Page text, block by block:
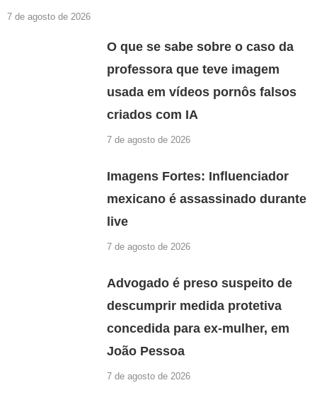
7 de agosto de 2026
O que se sabe sobre o caso da
professora que teve imagem
usada em vídeos pornôs falsos
criados com IA
7 de agosto de 2026
Imagens Fortes: Influenciador
mexicano é assassinado durante
live
7 de agosto de 2026
Advogado é preso suspeito de
descumprir medida protetiva
concedida para ex-mulher, em
João Pessoa
7 de agosto de 2026